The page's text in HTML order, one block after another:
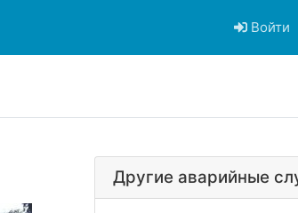
Войти
Другие аварийные